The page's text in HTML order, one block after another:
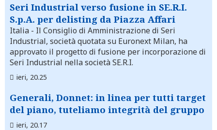
Seri Industrial verso fusione in SE.R.I.
S.p.A. per delisting da Piazza Affari
Italia - Il Consiglio di Amministrazione di Seri
Industrial, società quotata su Euronext Milan, ha
approvato il progetto di fusione per incorporazione di
Seri Industrial nella società SE.R.I.
ieri, 20.25
Generali, Donnet: in linea per tutti target
del piano, tuteliamo integrità del gruppo
ieri, 20.17